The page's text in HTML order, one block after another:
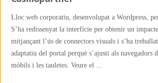
Lloc web corporatiu, desenvolupat a Wordpress,
S’ha redissenyat la interfície per obtenir un
mitjançant l’ús de connectors visuals i s’ha
adaptatiu del portal perquè s’ajusti als navegadors
mòbils i les tauletes. Veure el ...